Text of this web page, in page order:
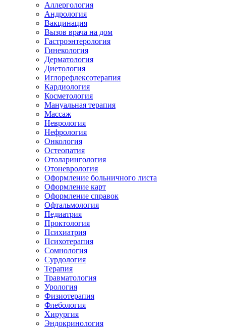
Аллергология
Андрология
Вакцинация
Вызов врача на дом
Гастроэнтерология
Гинекология
Дерматология
Диетология
Иглорефлексотерапия
Кардиология
Косметология
Мануальная терапия
Массаж
Неврология
Нефрология
Онкология
Остеопатия
Отоларингология
Отоневрология
Оформление больничного листа
Оформление карт
Оформление справок
Офтальмология
Педиатрия
Проктология
Психиатрия
Психотерапия
Сомнология
Сурдология
Терапия
Травматология
Урология
Физиотерапия
Флебология
Хирургия
Эндокринология